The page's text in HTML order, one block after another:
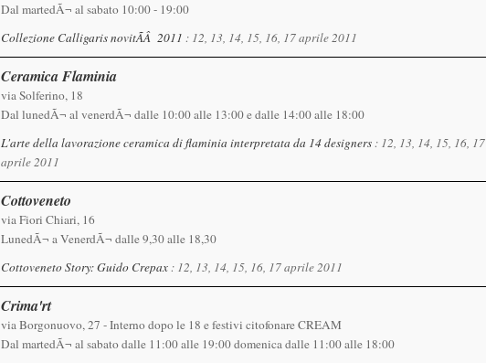
Dal martedÃ¬ al sabato 10:00 - 19:00
Collezione Calligaris novitÃÂ 2011 : 12, 13, 14, 15, 16, 17 aprile 2011
Ceramica Flaminia
via Solferino, 18
Dal lunedÃ¬ al venerdÃ¬ dalle 10:00 alle 13:00 e dalle 14:00 alle 18:00
L'arte della lavorazione ceramica di flaminia interpretata da 14 designers: 12, 13, 14, 15, 16, 17
aprile 2011
Cottoveneto
via Fiori Chiari, 16
LunedÃ¬ a VenerdÃ¬ dalle 9,30 alle 18,30
Cottoveneto Story: Guido Crepax: 12, 13, 14, 15, 16, 17 aprile 2011
Crima'rt
via Borgonuovo, 27 - Interno dopo le 18 e festivi citofonare CREAM
Dal martedÃ¬ al sabato dalle 11:00 alle 19:00 domenica dalle 11:00 alle 18:00